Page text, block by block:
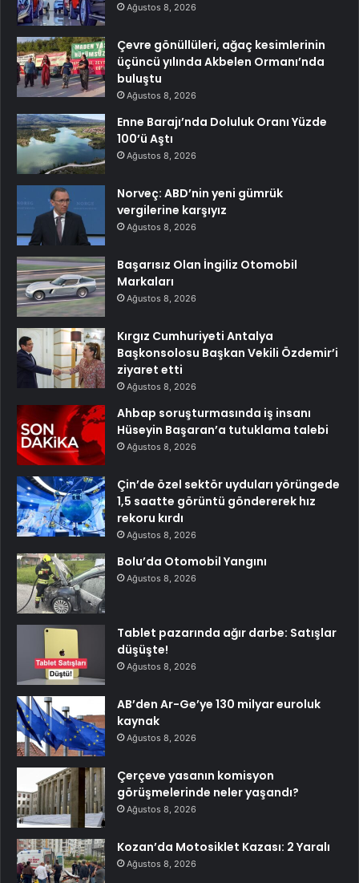
Ağustos 8, 2026
Çevre gönüllüleri, ağaç kesimlerinin
üçüncü yılında Akbelen Ormanı’nda
buluştu
Ağustos 8, 2026
Enne Barajı’nda Doluluk Oranı Yüzde
100’ü Aştı
Ağustos 8, 2026
Norveç: ABD’nin yeni gümrük
vergilerine karşıyız
Ağustos 8, 2026
Başarısız Olan İngiliz Otomobil
Markaları
Ağustos 8, 2026
Kırgız Cumhuriyeti Antalya
Başkonsolosu Başkan Vekili Özdemir’i
ziyaret etti
Ağustos 8, 2026
Ahbap soruşturmasında iş insanı
Hüseyin Başaran’a tutuklama talebi
Ağustos 8, 2026
Çin’de özel sektör uyduları yörüngede
1,5 saatte görüntü göndererek hız
rekoru kırdı
Ağustos 8, 2026
Bolu’da Otomobil Yangını
Ağustos 8, 2026
Tablet pazarında ağır darbe: Satışlar
düşüşte!
Ağustos 8, 2026
AB’den Ar-Ge’ye 130 milyar euroluk
kaynak
Ağustos 8, 2026
Çerçeve yasanın komisyon
görüşmelerinde neler yaşandı?
Ağustos 8, 2026
Kozan’da Motosiklet Kazası: 2 Yaralı
Ağustos 8, 2026